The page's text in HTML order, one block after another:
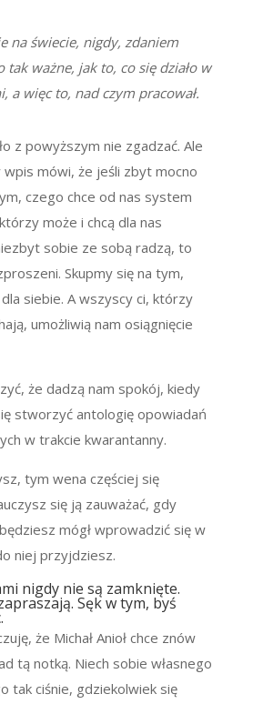
na świecie, nigdy, zdaniem
tak ważne, jak to, co się działo w
a więc to, nad czym pracował.
z powyższym nie zgadzać. Ale
wpis mówi, że jeśli zbyt mocno
czego chce od nas system
może i chcą dla nas
sobie ze sobą radzą, to
Skupmy się na tym,
siebie. A wszyscy ci, którzy
umożliwią nam osiągnięcie
że dadzą nam spokój, kiedy
stworzyć antologię opowiadań
w trakcie kwarantanny.
tym wena częściej się
się ją zauważać, gdy
mógł wprowadzić się w
niej przyjdziesz.
nigdy nie są zamknięte.
Sęk w tym, byś
że Michał Anioł chce znów
tą notką. Niech sobie własnego
tak ciśnie, gdziekolwiek się